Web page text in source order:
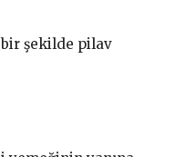
bir şekilde pilav